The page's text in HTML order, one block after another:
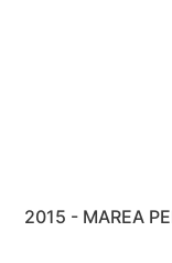
2015 - MAREA